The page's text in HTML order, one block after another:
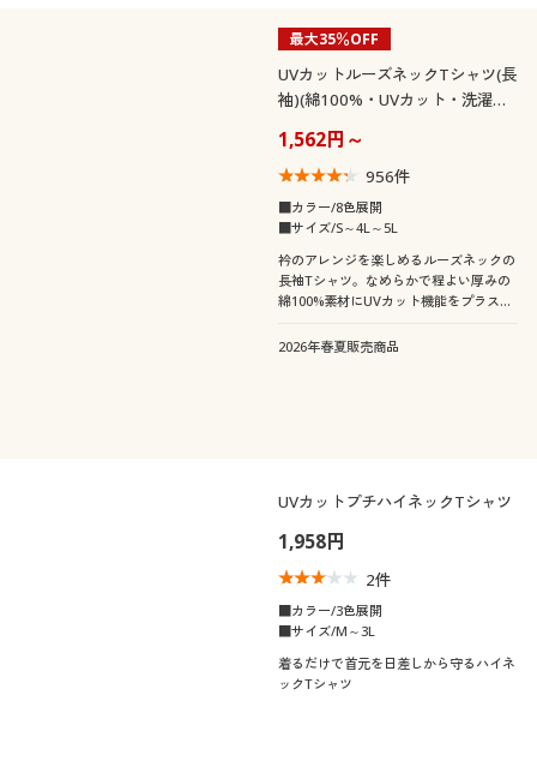
最大35％OFF
UVカットルーズネックTシャツ(長
袖)(綿100%・UVカット・洗濯機
1,562円～
956件
■カラー/8色展開
■サイズ/S～4L～5L
衿のアレンジを楽しめるルーズネックの
長袖Tシャツ。なめらかで程よい厚みの
綿100%素材にUVカット機能をプラスし
2026年春夏販売商品
UVカットプチハイネックTシャツ
1,958円
2件
■カラー/3色展開
■サイズ/M～3L
着るだけで首元を日差しから守るハイネ
ックTシャツ